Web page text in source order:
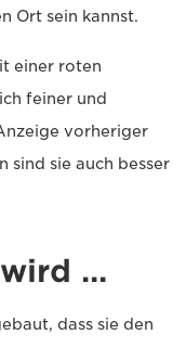
Ort sein kannst.
einer roten
feiner und
vorheriger
sind sie auch besser
…
dass sie den